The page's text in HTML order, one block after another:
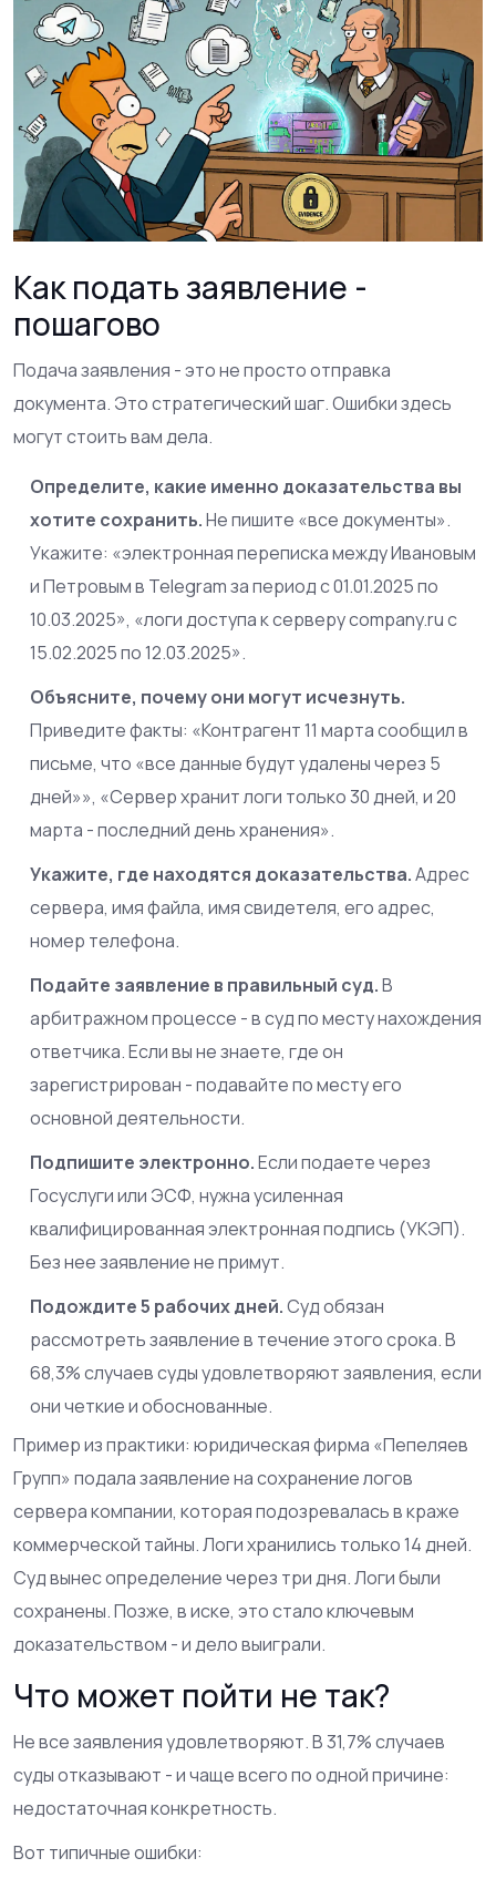
Как подать заявление -
пошагово
Подача заявления - это не просто отправка
документа. Это стратегический шаг. Ошибки здесь
могут стоить вам дела.
Определите, какие именно доказательства вы
хотите сохранить.Не пишите «все документы».
Укажите: «электронная переписка между Ивановым
и Петровым в Telegram за период с 01.01.2025 по
10.03.2025», «логи доступа к серверу company.ru с
15.02.2025 по 12.03.2025».
Объясните, почему они могут исчезнуть.
Приведите факты: «Контрагент 11 марта сообщил в
письме, что «все данные будут удалены через 5
дней»», «Сервер хранит логи только 30 дней, и 20
марта - последний день хранения».
Укажите, где находятся доказательства.Адрес
сервера, имя файла, имя свидетеля, его адрес,
номер телефона.
Подайте заявление в правильный суд.В
арбитражном процессе - в суд по месту нахождения
ответчика. Если вы не знаете, где он
зарегистрирован - подавайте по месту его
основной деятельности.
Подпишите электронно.Если подаете через
Госуслуги или ЭСФ, нужна усиленная
квалифицированная электронная подпись (УКЭП).
Без нее заявление не примут.
Подождите 5 рабочих дней.Суд обязан
рассмотреть заявление в течение этого срока. В
68,3% случаев суды удовлетворяют заявления, если
они четкие и обоснованные.
Пример из практики: юридическая фирма «Пепеляев
Групп» подала заявление на сохранение логов
сервера компании, которая подозревалась в краже
коммерческой тайны. Логи хранились только 14 дней.
Суд вынес определение через три дня. Логи были
сохранены. Позже, в иске, это стало ключевым
доказательством - и дело выиграли.
Что может пойти не так?
Не все заявления удовлетворяют. В 31,7% случаев
суды отказывают - и чаще всего по одной причине:
недостаточная конкретность.
Вот типичные ошибки: